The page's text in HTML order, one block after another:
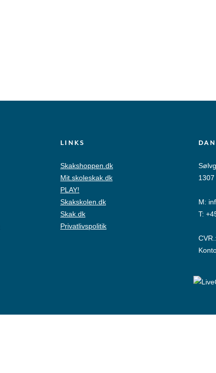
LINKS
Skakshoppen.dk
Mit.skoleskak.dk
PLAY!
Skakskolen.dk
Skak.dk
Privatlivspolitik
M:
T: